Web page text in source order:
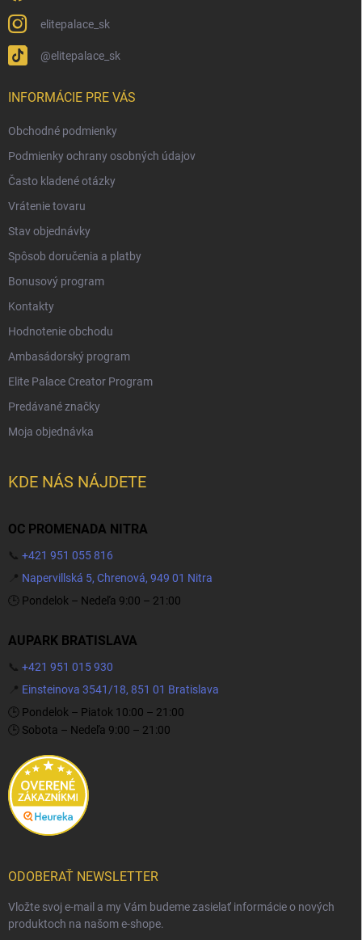
elitepalace_sk
@elitepalace_sk
INFORMÁCIE PRE VÁS
Obchodné podmienky
Podmienky ochrany osobných údajov
Často kladené otázky
Vrátenie tovaru
Stav objednávky
Spôsob doručenia a platby
Bonusový program
Kontakty
Hodnotenie obchodu
Ambasádorský program
Elite Palace Creator Program
Predávané značky
Moja objednávka
KDE NÁS NÁJDETE
OC PROMENADA NITRA
📞 +421 951 055 816
📍 Napervillská 5, Chrenová, 949 01 Nitra
🕒 Pondelok – Nedeľa 9:00 – 21:00
AUPARK BRATISLAVA
📞 +421 951 015 930
📍 Einsteinova 3541/18, 851 01 Bratislava
🕒 Pondelok – Piatok 10:00 – 21:00
🕒 Sobota – Nedeľa 9:00 – 21:00
ODOBERAŤ NEWSLETTER
Vložte svoj e-mail a my Vám budeme zasielať informácie o nových
produktoch na našom e-shope.